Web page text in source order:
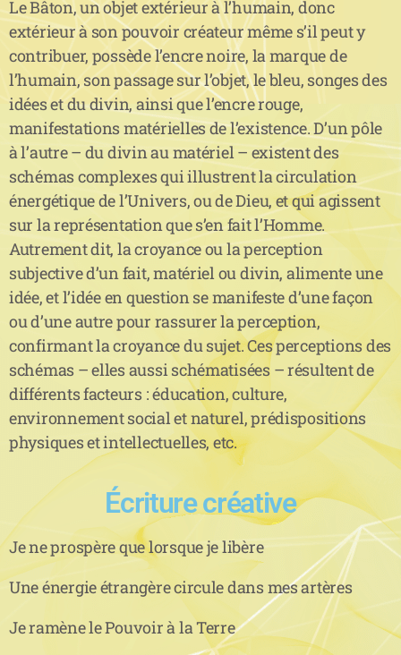
Le Bâton, un objet extérieur à l’humain, donc
extérieur à son pouvoir créateur même s’il peut y
contribuer, possède l’encre noire, la marque de
l’humain, son passage sur l’objet, le bleu, songes des
idées et du divin, ainsi que l’encre rouge,
manifestations matérielles de l’existence. D’un pôle
à l’autre – du divin au matériel – existent des
schémas complexes qui illustrent la circulation
énergétique de l’Univers, ou de Dieu, et qui agissent
sur la représentation que s’en fait l’Homme.
Autrement dit, la croyance ou la perception
subjective d’un fait, matériel ou divin, alimente une
idée, et l’idée en question se manifeste d’une façon
ou d’une autre pour rassurer la perception,
confirmant la croyance du sujet. Ces perceptions des
schémas – elles aussi schématisées – résultent de
différents facteurs : éducation, culture,
environnement social et naturel, prédispositions
physiques et intellectuelles, etc.
Écriture créative
Je ne prospère que lorsque je libère
Une énergie étrangère circule dans mes artères
Je ramène le Pouvoir à la Terre